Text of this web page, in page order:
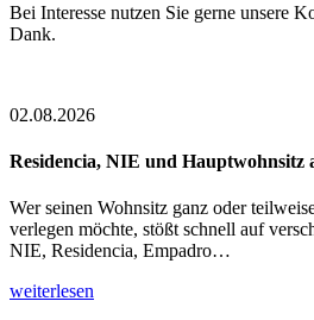
Bei Interesse nutzen Sie gerne unsere
Dank.
02.08.2026
Residencia, NIE und Hauptwohnsitz
Wer seinen Wohnsitz ganz oder
verlegen möchte, stößt schnell auf
NIE, Residencia, Empadro…
weiterlesen